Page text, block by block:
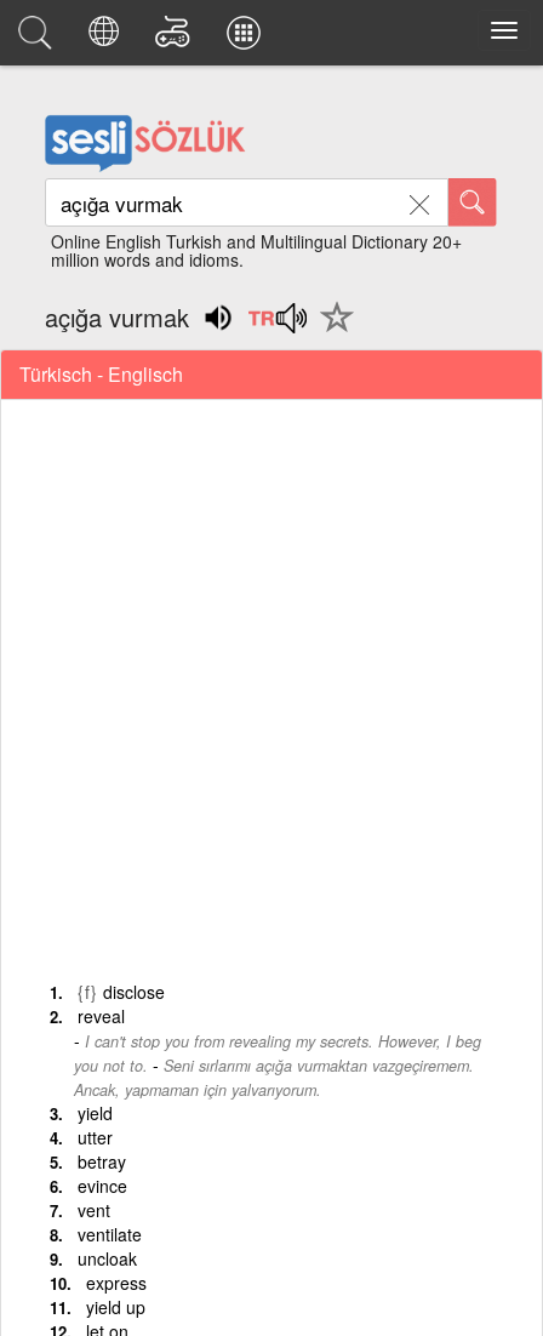
Online English Turkish and Multilingual Dictionary 20+
million words and idioms.
açığa vurmak
Türkisch - Englisch
{f} disclose
reveal
I can't stop you from revealing my secrets. However, I beg
you not to. - Seni sırlarımı açığa vurmaktan vazgeçiremem.
Ancak, yapmaman için yalvarıyorum.
yield
utter
betray
evince
vent
ventilate
uncloak
express
yield up
let on